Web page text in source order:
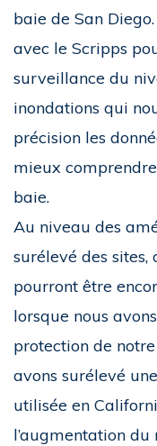
baie de San
avec le Scripps
surveillance du
inondations qui
précision les
mieux
baie.
Au niveau des
surélevé des
pourront être
lorsque nous
protection de
avons surélevé
utilisée en
l’augmentation